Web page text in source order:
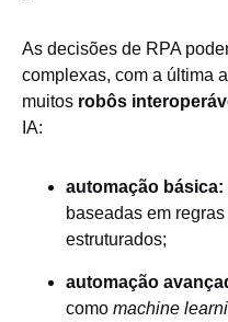
As decisões de RPA
complexas, com a última
muitos robôs
IA:
automação básica:
baseadas em
estruturados;
automação
como machine